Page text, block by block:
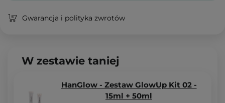
Gwarancja i polityka zwrotów
W zestawie taniej
HanGlow - Zestaw GlowUp Kit 02 -
15ml + 50ml